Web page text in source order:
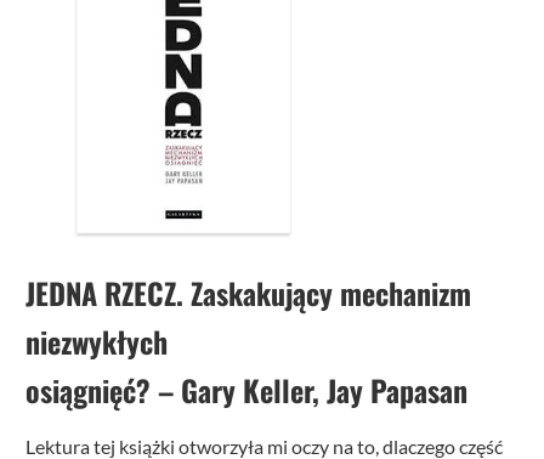
JEDNA RZECZ. Zaskakujący mechanizm
niezwykłych
osiągnięć?– Gary Keller, Jay Papasan
Lektura tej książki otworzyła mi oczy na to, dlaczego część